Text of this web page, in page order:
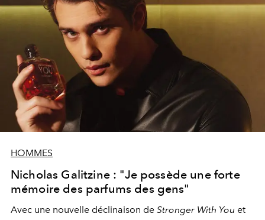
HOMMES
Nicholas Galitzine : "Je possède une forte
mémoire des parfums des gens"
Avec une nouvelle déclinaison de Stronger With You et